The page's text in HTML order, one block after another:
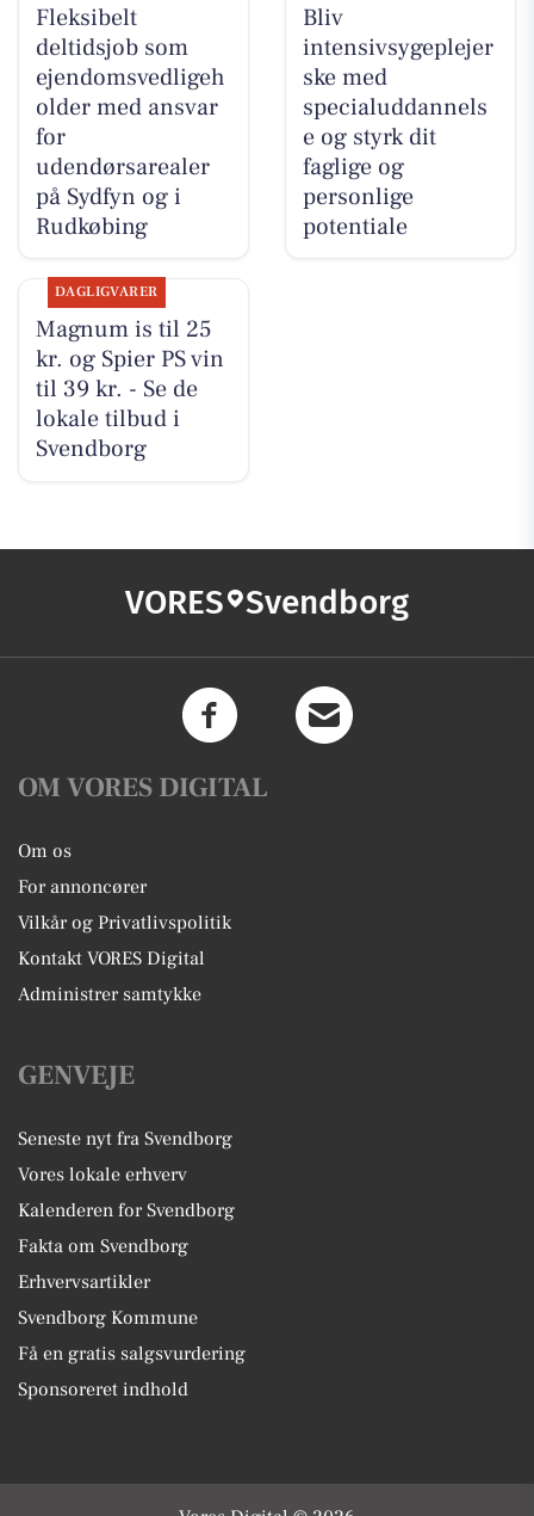
Fleksibelt
deltidsjob som
ejendomsvedligeh
older med ansvar
for
udendørsarealer
på Sydfyn og i
Rudkøbing
Bliv
intensivsygeplejer
ske med
specialuddannels
e og styrk dit
faglige og
personlige
potentiale
DAGLIGVARER
Magnum is til 25
kr. og Spier PS vin
til 39 kr. - Se de
lokale tilbud i
Svendborg
VORES Svendborg
OM VORES DIGITAL
Om os
For annoncører
Vilkår og Privatlivspolitik
Kontakt VORES Digital
Administrer samtykke
GENVEJE
Seneste nyt fra Svendborg
Vores lokale erhverv
Kalenderen for Svendborg
Fakta om Svendborg
Erhvervsartikler
Svendborg Kommune
Få en gratis salgsvurdering
Sponsoreret indhold